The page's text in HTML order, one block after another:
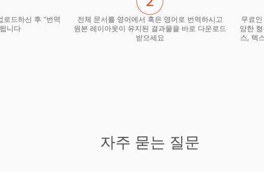
로드하신 후 "번역
니다
전체 문서를 영어에서 혹은 영어로 번역하시고
원본 레이아웃이 유지된 결과물을 바로 다운로드
받으세요
무료
양한
스, 텍
자주 묻는 질문